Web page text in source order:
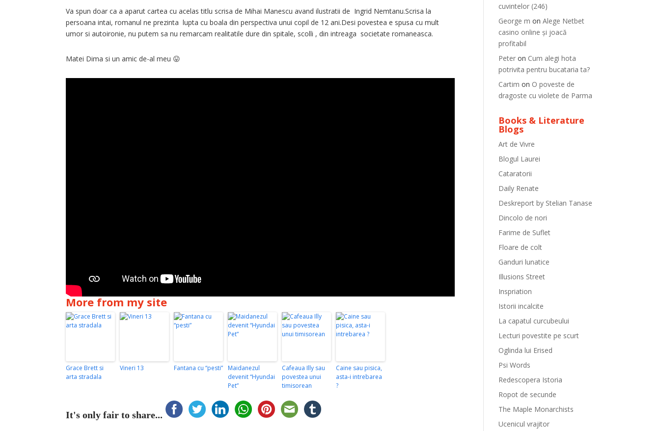
Va spun doar ca a aparut cartea cu acelas titlu scrisa de Mihai Manescu avand ilustratii de Ingrid Nemtanu.Scrisa la
persoana intai, romanul ne prezinta lupta cu boala din perspectiva unui copil de 12 ani.Desi povestea e spusa cu mult
umor si autoironie, nu putem sa nu remarcam realitatile dure din spitale, scolli , din intreaga societate romaneasca.
Matei Dima si un amic de-al meu 😛
More from my site
Grace Brett si
arta stradala
Vineri 13 Fantana cu “pesti”
Maidanezul
devenit “Hyundai
Pet”
Cafeaua Illy sau
povestea unui
timisorean
Caine sau pisica,
asta-i intrebarea
?
It's only fair to share...
cuvintelor (246)
George m onAlege Netbet
casino online și joacă
profitabil
Peter on Cum alegi hota
potrivita pentru bucataria ta?
Cartim on O poveste de
dragoste cu violete de Parma
Books & Literature
Blogs
Art de Vivre
Blogul Laurei
Cataratorii
Daily Renate
Deskreport by Stelian Tanase
Dincolo de nori
Farime de Suflet
Floare de colt
Ganduri lunatice
Illusions Street
Inspriation
Istorii incalcite
La capatul curcubeului
Lecturi povestite pe scurt
Oglinda lui Erised
Psi Words
Redescopera Istoria
Ropot de secunde
The Maple Monarchists
Ucenicul vrajitor